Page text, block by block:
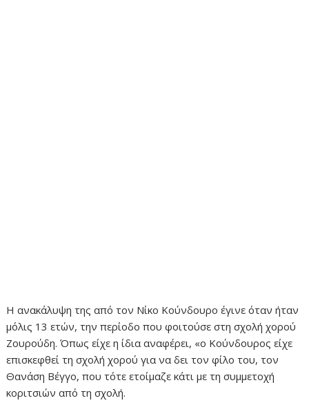
Η ανακάλυψη της από τον Νίκο Κούνδουρο έγινε όταν ήταν
μόλις 13 ετών, την περίοδο που φοιτούσε στη σχολή χορού
Ζουρούδη. Όπως είχε η ίδια αναφέρει, «ο Κούνδουρος είχε
επισκεφθεί τη σχολή χορού για να δει τον φίλο του, τον
Θανάση Βέγγο, που τότε ετοίμαζε κάτι με τη συμμετοχή
κοριτσιών από τη σχολή.